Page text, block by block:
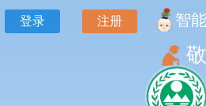
登录 注册 智